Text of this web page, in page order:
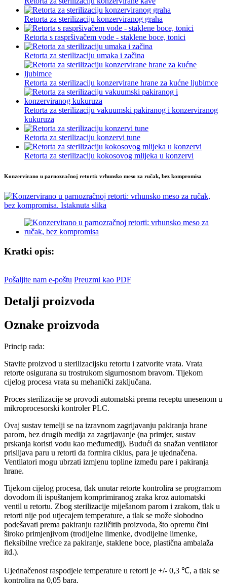
Retorta za sterilizaciju konzerviranog graha
Retorta s raspršivačem vode - staklene boce, tonici
Retorta za sterilizaciju umaka i začina
Retorta za sterilizaciju konzervirane hrane za kućne ljubimce
Retorta za sterilizaciju vakuumski pakiranog i konzerviranog
kukuruza
Retorta za sterilizaciju konzervi tune
Retorta za sterilizaciju kokosovog mlijeka u konzervi
Konzervirano u parnozračnoj retorti: vrhunsko meso za ručak, bez kompromisa
Kratki opis:
Pošaljite nam e-poštu Preuzmi kao PDF
Detalji proizvoda
Oznake proizvoda
Princip rada:
Stavite proizvod u sterilizacijsku retortu i zatvorite vrata. Vrata
retorte osigurana su trostrukom sigurnosnom bravom. Tijekom
cijelog procesa vrata su mehanički zaključana.
Proces sterilizacije se provodi automatski prema receptu unesenom u
mikroprocesorski kontroler PLC.
Ovaj sustav temelji se na izravnom zagrijavanju pakiranja hrane
parom, bez drugih medija za zagrijavanje (na primjer, sustav
prskanja koristi vodu kao međumedij). Budući da snažan ventilator
prisiljava paru u retorti da formira ciklus, para je ujednačena.
Ventilatori mogu ubrzati izmjenu topline između pare i pakiranja
hrane.
Tijekom cijelog procesa, tlak unutar retorte kontrolira se programom
dovodom ili ispuštanjem komprimiranog zraka kroz automatski
ventil u retortu. Zbog sterilizacije miješanom parom i zrakom, tlak u
retorti nije pod utjecajem temperature, a tlak se može slobodno
podešavati prema pakiranju različitih proizvoda, što opremu čini
široko primjenjivom (trodijelne limenke, dvodijelne limenke,
fleksibilne vrećice za pakiranje, staklene boce, plastična ambalaža
itd.).
Ujednačenost raspodjele temperature u retorti je +/- 0,3 ℃, a tlak se
kontrolira na 0,05 bara.